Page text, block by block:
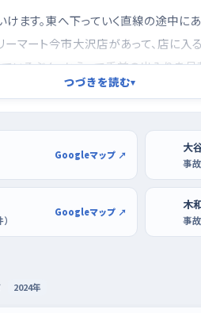
ます。東へ下っていく直線の途中に
ーマート今市大沢店があって、店に
いるぶん、かえって手前の出入りを見
ておくと安心です。
って、交差点での判断がいちばん忙
間に走り、夕方の道は同乗者がいる
習は、スーパーモール今市や日光今市
場が向いています。空いている端の
つづきを読む▾
Googleマップ ↗ 大
事
Googleマップ ↗ 木
事
2024年